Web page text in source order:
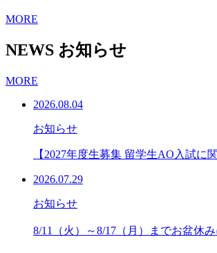
MORE
NEWS お知らせ
MORE
2026.08.04
お知らせ
【2027年度生募集 留学生AO入試に
2026.07.29
お知らせ
8/11（火）～8/17（月）までお盆休